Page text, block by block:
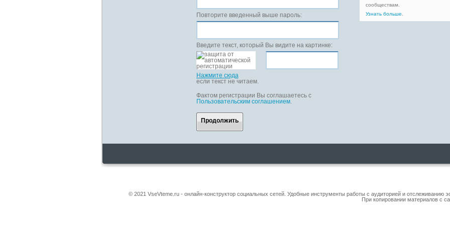
Повторите введенный выше пароль:
Введите текст, который Вы видите на картинке:
Нажмите сюда
если текст не читаем.
Фактом регистрации Вы соглашаетесь с
Пользовательским соглашением.
Продолжить
сообществам.
Узнать больше
© 2021 VseVteme.ru - онлайн-конструктор социальных сетей. Удобные инструменты работы с аудиторией и отслеживанию
При копировании материалов с